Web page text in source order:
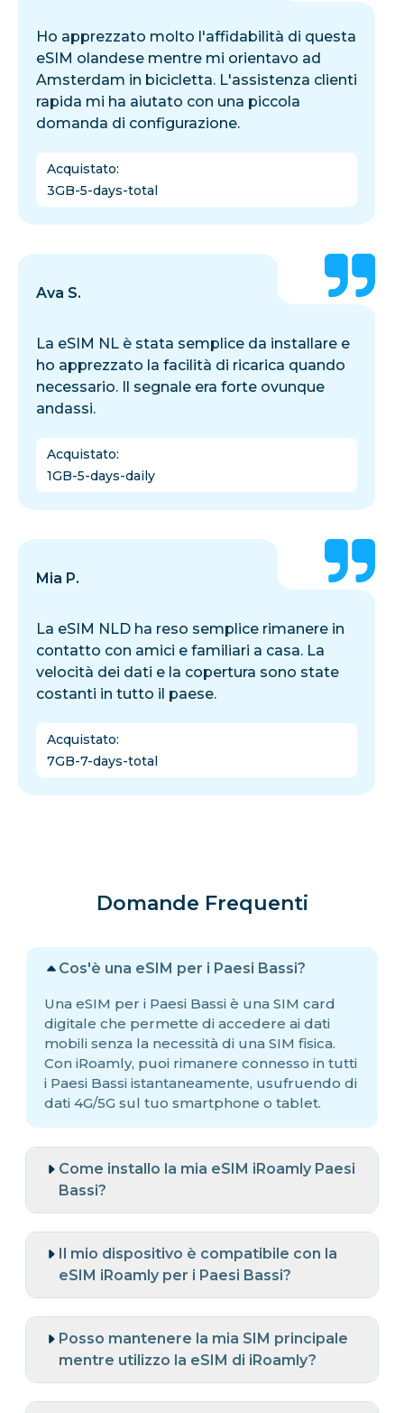
Ho apprezzato molto l'affidabilità di questa
eSIM olandese mentre mi orientavo ad
Amsterdam in bicicletta. L'assistenza clienti
rapida mi ha aiutato con una piccola
domanda di configurazione.
Acquistato:
3GB-5-days-total
Ava S.
La eSIM NL è stata semplice da installare e
ho apprezzato la facilità di ricarica quando
necessario. Il segnale era forte ovunque
andassi.
Acquistato:
1GB-5-days-daily
Mia P.
La eSIM NLD ha reso semplice rimanere in
contatto con amici e familiari a casa. La
velocità dei dati e la copertura sono state
costanti in tutto il paese.
Acquistato:
7GB-7-days-total
Domande Frequenti
Cos'è una eSIM per i Paesi Bassi?
Una eSIM per i Paesi Bassi è una SIM card
digitale che permette di accedere ai dati
mobili senza la necessità di una SIM fisica.
Con iRoamly, puoi rimanere connesso in tutti
i Paesi Bassi istantaneamente, usufruendo di
dati 4G/5G sul tuo smartphone o tablet.
Come installo la mia eSIM iRoamly Paesi
Bassi?
Il mio dispositivo è compatibile con la
eSIM iRoamly per i Paesi Bassi?
Posso mantenere la mia SIM principale
mentre utilizzo la eSIM di iRoamly?